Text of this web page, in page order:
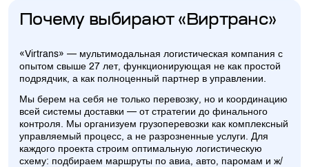
Почему выбирают «Виртранс»
«Virtrans» — мультимодальная логистическая компания с
опытом свыше 27 лет, функционирующая не как простой
подрядчик, а как полноценный партнер в управлении.
Мы берем на себя не только перевозку, но и координацию
всей системы доставки — от стратегии до финального
контроля. Мы организуем грузоперевозки как комплексный
управляемый процесс, а не разрозненные услуги. Для
каждого проекта строим оптимальную логистическую
схему: подбираем маршруты по авиа, авто, паромам и ж/